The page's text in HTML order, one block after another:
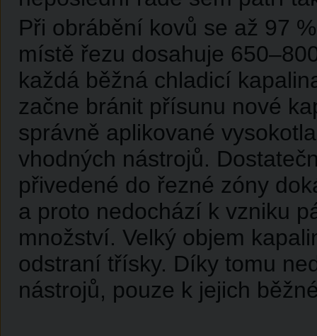
Při obrábění kovů se až 97
místě řezu dosahuje
každá běžná chladicí
začne bránit přísunu nové
správně aplikované
vhodných nástrojů.
přivedené do řezné zóny
a proto nedochází k vzniku
množství. Velký objem
odstraní třísky. Díky tomu
nástrojů, pouze k jejich